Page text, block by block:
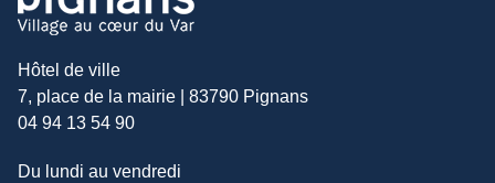
Hôtel de ville
7, place de la mairie | 83790 Pignans
04 94 13 54 90
Du lundi au vendredi